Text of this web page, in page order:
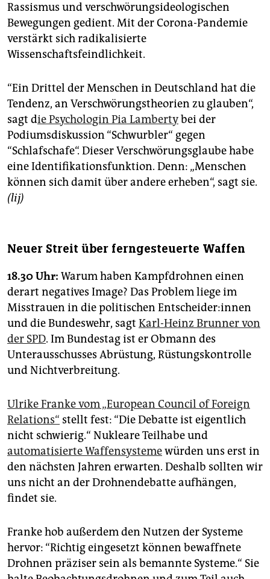
Rassismus und verschwörungsideologischen
Bewegungen gedient. Mit der Corona-Pandemie
verstärkt sich radikalisierte
Wissenschaftsfeindlichkeit.
“Ein Drittel der Menschen in Deutschland hat die
Tendenz, an Verschwörungstheorien zu glauben“,
sagt die Psychologin Pia Lambertybei der
Podiumsdiskussion “Schwurbler“ gegen
“Schlafschafe“. Dieser Verschwörungsglaube habe
eine Identifikationsfunktion. Denn: „Menschen
können sich damit über andere erheben“, sagt sie.
(lij)
Neuer Streit über ferngesteuerte Waffen
18.30 Uhr: Warum haben Kampfdrohnen einen
derart negatives Image? Das Problem liege im
Misstrauen in die politischen Ent­schei­de­r:in­nen
und die Bundeswehr, sagt Karl-Heinz Brunner von
der SPD. Im Bundestag ist er Obmann des
Unterausschusses Abrüstung, Rüstungskontrolle
und Nichtverbreitung.
Ulrike Franke vom „European Council of Foreign
Relations“ stellt fest: “Die Debatte ist eigentlich
nicht schwierig.“ Nukleare Teilhabe und
automatisierte Waffensystemewürden uns erst in
den nächsten Jahren erwarten. Deshalb sollten wir
uns nicht an der Drohnendebatte aufhängen,
findet sie.
Franke hob außerdem den Nutzen der Systeme
hervor: “Richtig eingesetzt können bewaffnete
Drohnen präziser sein als bemannte Systeme.“ Sie